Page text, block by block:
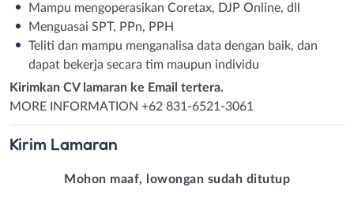
Mampu mengoperasikan Coretax, DJP Online, dll
Menguasai SPT, PPn, PPH
Teliti dan mampu menganalisa data dengan baik, dan
dapat bekerja secara tim maupun individu
Kirimkan CV lamaran ke Email tertera.
MORE INFORMATION +62 831-6521-3061
Kirim Lamaran
Mohon maaf, lowongan sudah ditutup